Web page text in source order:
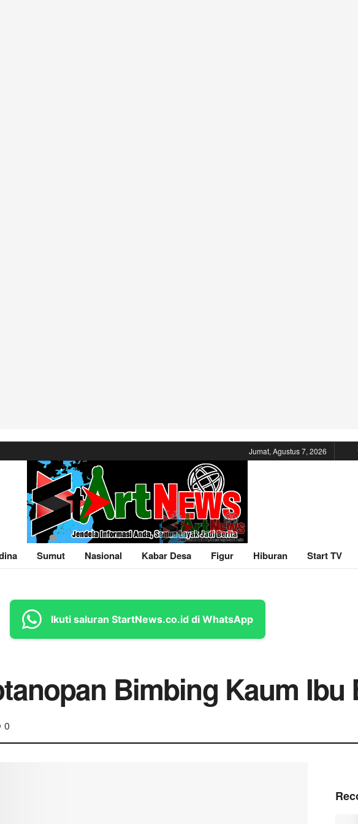
Jumat, Agustus 7, 2026
Sumut Nasional Kabar Desa Figur Hiburan Start TV
Ikuti saluran StartNews.co.id di WhatsApp
Bimbing Kaum Ibu
0